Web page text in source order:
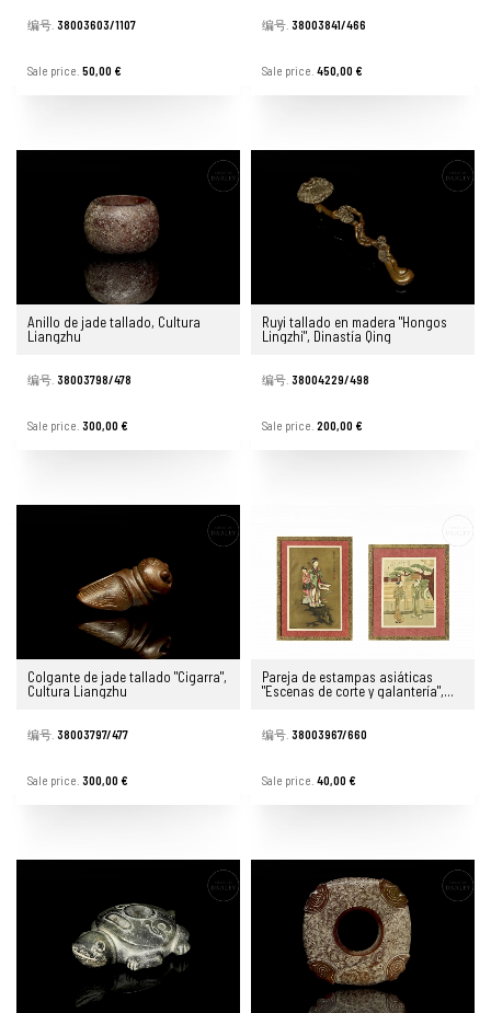
编号. 38003603/1107
Sale price. 50,00 €
编号. 38003841/466
Sale price. 450,00 €
Anillo de jade tallado, Cultura
Liangzhu
编号. 38003798/478
Sale price. 300,00 €
Ruyi tallado en madera "Hongos
Lingzhi", Dinastía Qing
编号. 38004229/498
Sale price. 200,00 €
Colgante de jade tallado "Cigarra",
Cultura Liangzhu
编号. 38003797/477
Sale price. 300,00 €
Pareja de estampas asiáticas
"Escenas de corte y galantería",
编号. 38003967/660
Sale price. 40,00 €